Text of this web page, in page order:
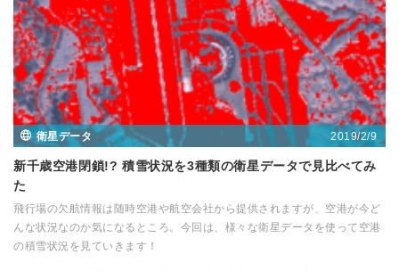
衛星データ 2019/2/9
新千歳空港閉鎖!? 積雪状況を3種類の衛星データで見比べてみ
た
飛行場の欠航情報は随時空港や航空会社から提供されますが、空港が今ど
んな状況なのか気になるところ。今回は、様々な衛星データを使って空港
の積雪状況を見ていきます！